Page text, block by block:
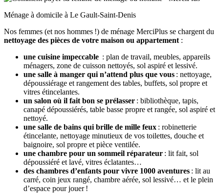
Ménage à domicile à Le Gault-Saint-Denis
Nos femmes (et nos hommes !) de ménage MerciPlus se chargent du
nettoyage des pièces de votre maison ou appartement :
une cuisine impeccable : plan de travail, meubles, appareils
ménagers, zone de cuisson nettoyés, sol aspiré et lessivé.
une salle à manger qui n’attend plus que vous : nettoyage,
dépoussiérage et rangement des tables, buffets, sol propre et
vitres étincelantes.
un salon où il fait bon se prélasser : bibliothèque, tapis,
canapé dépoussiérés, table basse propre et rangée, sol aspiré et
nettoyé.
une salle de bains qui brille de mille feux : robinetterie
étincelante, nettoyage minutieux de vos toilettes, douche et
baignoire, sol propre et pièce ventilée.
une chambre pour un sommeil réparateur : lit fait, sol
dépoussiéré et lavé, vitres éclatantes…
des chambres d’enfants pour vivre 1000 aventures : lit au
carré, coin jeux rangé, chambre aérée, sol lessivé… et le plein
d’espace pour jouer !